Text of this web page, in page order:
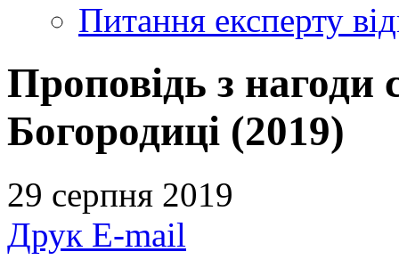
Питання експерту
Проповідь з нагоди
Богородиці (2019)
29 серпня 2019
Друк E-mail